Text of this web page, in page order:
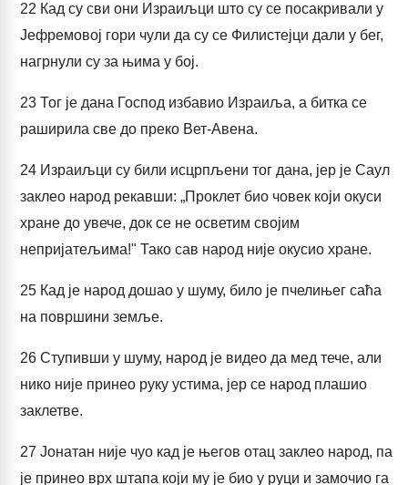
22 Кад су сви они Израиљци што су се посакривали у
Јефремовој гори чули да су се Филистејци дали у бег,
нагрнули су за њима у бој.
23 Тог је дана Господ избавио Израиља, а битка се
раширила све до преко Вет-Авена.
24 Израиљци су били исцрпљени тог дана, јер је Саул
заклео народ рекавши: „Проклет био човек који окуси
хране до увече, док се не осветим својим
непријатељима!" Тако сав народ није окусио хране.
25 Кад је народ дошао у шуму, било је пчелињег саћа
на површини земље.
26 Ступивши у шуму, народ је видео да мед тече, али
нико није принео руку устима, јер се народ плашио
заклетве.
27 Јонатан није чуо кад је његов отац заклео народ, па
је принео врх штапа који му је био у руци и замочио га